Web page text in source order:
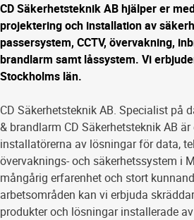
CD Säkerhetsteknik AB hjälper er
projektering och installation av
passersystem, CCTV, övervakning,
brandlarm samt låssystem. Vi
Stockholms län.
CD Säkerhetsteknik AB. Specialist på
& brandlarm CD Säkerhetsteknik AB
installatörerna av lösningar för data,
övervaknings- och säkerhetssystem i
mångårig erfarenhet och stort
arbetsområden kan vi erbjuda
produkter och lösningar installerade